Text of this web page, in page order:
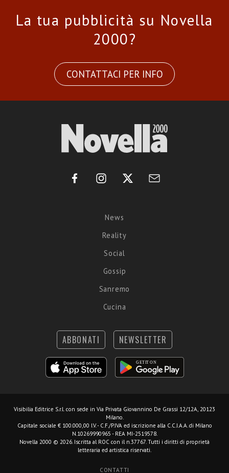
La tua pubblicità su Novella
2000?
CONTATTACI PER INFO
News
Reality
Social
Gossip
Sanremo
Cucina
ABBONATI NEWSLETTER
Visibilia Editrice S.r.l. con sede in Via Privata Giovannino De Grassi 12/12A, 20123
Milano.
Capitale sociale € 100.000,00 I.V. - C.F./P.IVA ed iscrizione alla C.C.I.A.A. di Milano
N.10269990965 - REA MI-2519578.
Novella 2000 © 2026. Iscritta al ROC con il n.37767. Tutti i diritti di proprietà
letteraria ed artistica riservati.
CONTATTI